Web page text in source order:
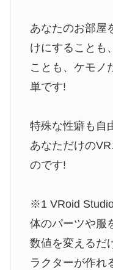
あなたのお部屋
けにすることも
ことも、ケモノ
単です!
特殊な性癖も自
あなただけの
のです!
※1 VRoid
体のパーツや服
数値を変えるだ
ラクターが作れ